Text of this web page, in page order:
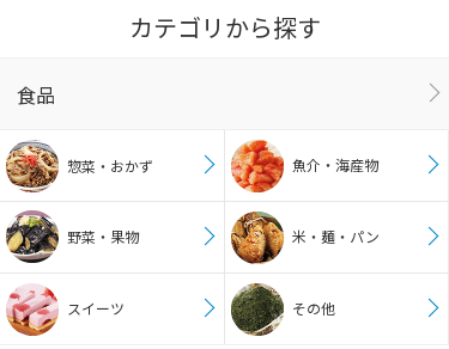
カテゴリから探す
食品
惣菜・おかず 魚介・海産物
野菜・果物 米・麺・パン
スイーツ その他